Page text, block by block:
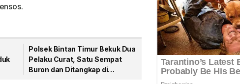
Polsek Bintan Timur Bekuk Dua
Pelaku Curat, Satu Sempat
Buron dan Ditangkap di